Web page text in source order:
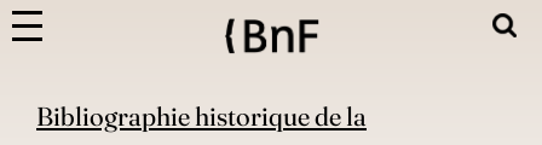
Bibliographie historique de la